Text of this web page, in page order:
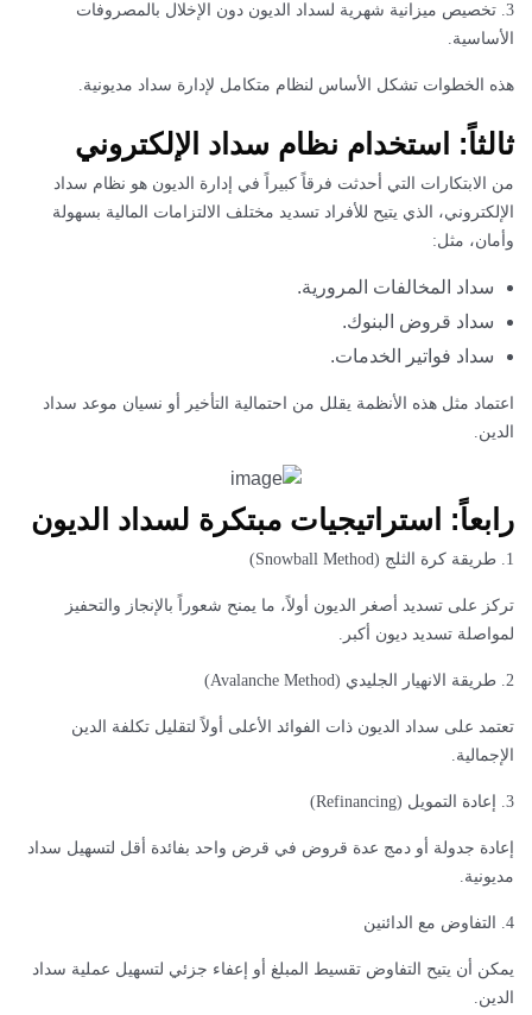
3. تخصيص ميزانية شهرية لسداد الديون دون الإخلال بالمصروفات
الأساسية.
هذه الخطوات تشكل الأساس لنظام متكامل لإدارة سداد مديونية.
ثالثاً: استخدام نظام سداد الإلكتروني
من الابتكارات التي أحدثت فرقاً كبيراً في إدارة الديون هو نظام سداد
الإلكتروني، الذي يتيح للأفراد تسديد مختلف الالتزامات المالية بسهولة
وأمان، مثل:
سداد المخالفات المرورية.
سداد قروض البنوك.
سداد فواتير الخدمات.
اعتماد مثل هذه الأنظمة يقلل من احتمالية التأخير أو نسيان موعد سداد
الدين.
رابعاً: استراتيجيات مبتكرة لسداد الديون
1. طريقة كرة الثلج (Snowball Method)
تركز على تسديد أصغر الديون أولاً، ما يمنح شعوراً بالإنجاز والتحفيز
لمواصلة تسديد ديون أكبر.
2. طريقة الانهيار الجليدي (Avalanche Method)
تعتمد على سداد الديون ذات الفوائد الأعلى أولاً لتقليل تكلفة الدين
الإجمالية.
3. إعادة التمويل (Refinancing)
إعادة جدولة أو دمج عدة قروض في قرض واحد بفائدة أقل لتسهيل سداد
مديونية.
4. التفاوض مع الدائنين
يمكن أن يتيح التفاوض تقسيط المبلغ أو إعفاء جزئي لتسهيل عملية سداد
الدين.